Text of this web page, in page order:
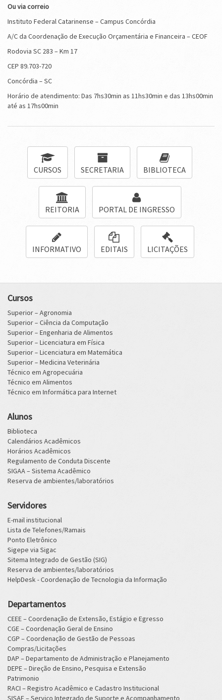
Ou via correio
Instituto Federal Catarinense – Campus Concórdia
A/C da Coordenação de Execução Orçamentária e Financeira – CEOF
Rodovia SC 283 – Km 17
CEP 89.703-720
Concórdia – SC
Horário de atendimento: Das 7hs30min as 11hs30min e das 13hs00min
até as 17hs00min
CURSOS SECRETARIA BIBLIOTECA
REITORIA PORTAL DE INGRESSO
INFORMATIVO EDITAIS LICITAÇÕES
Cursos
Superior – Agronomia
Superior – Ciência da Computação
Superior – Engenharia de Alimentos
Superior – Licenciatura em Física
Superior – Licenciatura em Matemática
Superior – Medicina Veterinária
Técnico em Agropecuária
Técnico em Alimentos
Técnico em Informática para Internet
Alunos
Biblioteca
Calendários Acadêmicos
Horários Acadêmicos
Regulamento de Conduta Discente
SIGAA – Sistema Acadêmico
Reserva de ambientes/laboratórios
Servidores
E-mail institucional
Lista de Telefones/Ramais
Ponto Eletrônico
Sigepe via Sigac
Sitema Integrado de Gestão (SIG)
Reserva de ambientes/laboratórios
HelpDesk - Coordenação de Tecnologia da Informação
Departamentos
CEEE – Coordenação de Extensão, Estágio e Egresso
CGE – Coordenação Geral de Ensino
CGP – Coordenação de Gestão de Pessoas
Compras/Licitações
DAP – Departamento de Administração e Planejamento
DEPE – Direção de Ensino, Pesquisa e Extensão
Patrimonio
RACI – Registro Acadêmico e Cadastro Institucional
SISAE – Serviço Integrado de Suporte e Acompanhamento